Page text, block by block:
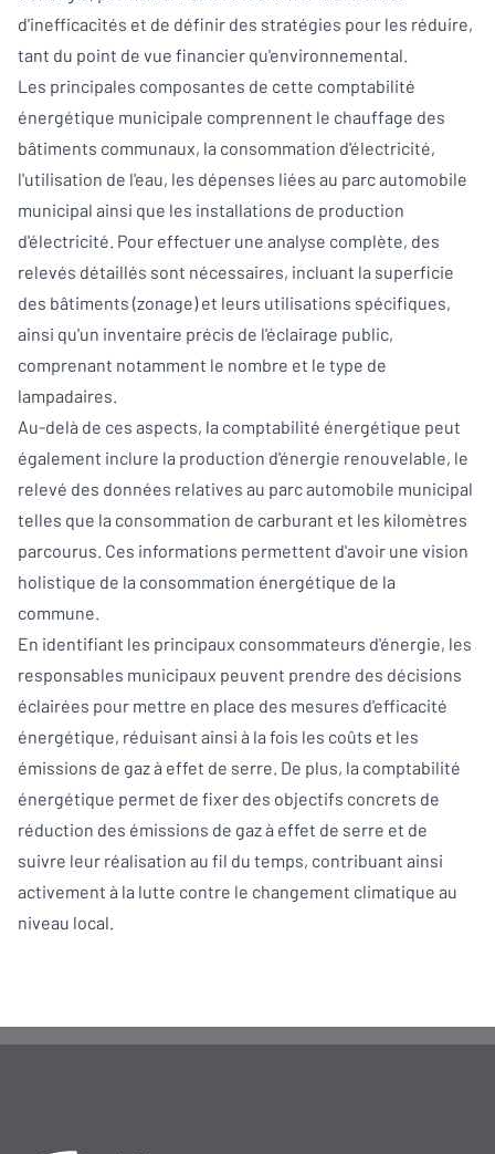
d'inefficacités et de définir des stratégies pour les réduire,
tant du point de vue financier qu'environnemental.
Les principales composantes de cette comptabilité
énergétique municipale comprennent le chauffage des
bâtiments communaux, la consommation d'électricité,
l'utilisation de l'eau, les dépenses liées au parc automobile
municipal ainsi que les installations de production
d'électricité. Pour effectuer une analyse complète, des
relevés détaillés sont nécessaires, incluant la superficie
des bâtiments (zonage) et leurs utilisations spécifiques,
ainsi qu'un inventaire précis de l'éclairage public,
comprenant notamment le nombre et le type de
lampadaires.
Au-delà de ces aspects, la comptabilité énergétique peut
également inclure la production d'énergie renouvelable, le
relevé des données relatives au parc automobile municipal
telles que la consommation de carburant et les kilomètres
parcourus. Ces informations permettent d'avoir une vision
holistique de la consommation énergétique de la
commune.
En identifiant les principaux consommateurs d'énergie, les
responsables municipaux peuvent prendre des décisions
éclairées pour mettre en place des mesures d'efficacité
énergétique, réduisant ainsi à la fois les coûts et les
émissions de gaz à effet de serre. De plus, la comptabilité
énergétique permet de fixer des objectifs concrets de
réduction des émissions de gaz à effet de serre et de
suivre leur réalisation au fil du temps, contribuant ainsi
activement à la lutte contre le changement climatique au
niveau local.